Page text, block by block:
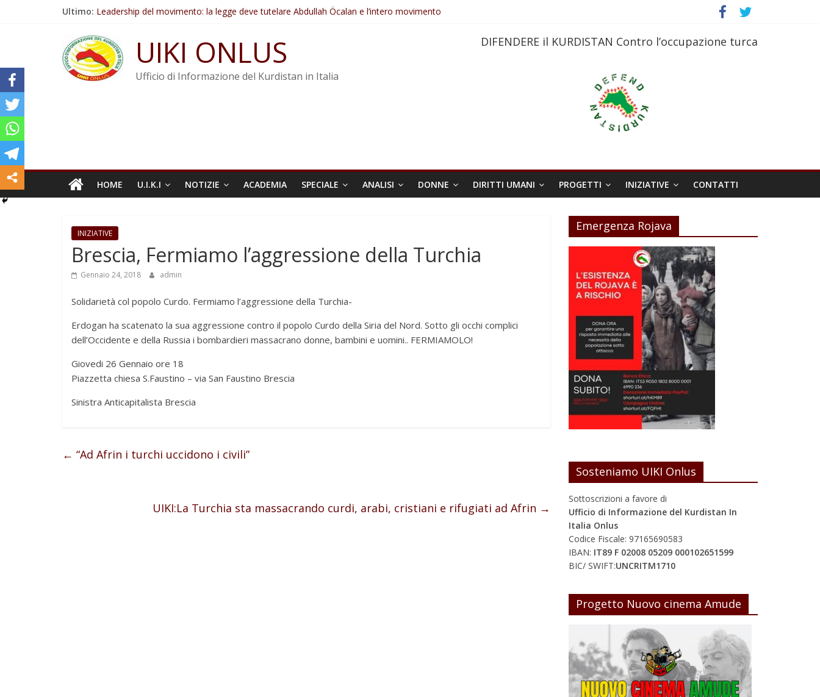
Ultimo: Leadership del movimento: la legge deve tutelare Abdullah Öcalan e l’intero movimento
Non tenere conto della situazione di Rêber Apo ostacolerebbe l’attuazione della legge
Il KNK chiede un’azione internazionale contro i crimini di guerra dell’Iran
Abdullah Öcalan: Le legge negativa deve essere trasformata in legge positiva
UIKI ONLUS
Ufficio di Informazione del Kurdistan in Italia
DIFENDERE il KURDISTAN Contro l’occupazione turca
HOME U.I.K.I NOTIZIE ACADEMIA SPECIALE ANALISI DONNE DIRITTI UMANI PROGETTI INIZIATIVE CONTATTI
INIZIATIVE
Brescia, Fermiamo l’aggressione della Turchia
Gennaio 24, 2018 admin
Solidarietà col popolo Curdo. Fermiamo l’aggressione della Turchia-
Erdogan ha scatenato la sua aggressione contro il popolo Curdo della Siria del Nord. Sotto gli occhi complici
dell’Occidente e della Russia i bombardieri massacrano donne, bambini e uomini.. FERMIAMOLO!
Giovedi 26 Gennaio ore 18
Piazzetta chiesa S.Faustino – via San Faustino Brescia
Sinistra Anticapitalista Brescia
← “Ad Afrin i turchi uccidono i civili”
UIKI:La Turchia sta massacrando curdi, arabi, cristiani e rifugiati ad Afrin →
Emergenza Rojava
Sosteniamo UIKI Onlus
Sottoscrizioni a favore di
Ufficio di Informazione del Kurdistan In
Italia Onlus
Codice Fiscale: 97165690583
IBAN: IT89 F 02008 05209 000102651599
BIC/ SWIFT:UNCRITM1710
Progetto Nuovo cinema Amude